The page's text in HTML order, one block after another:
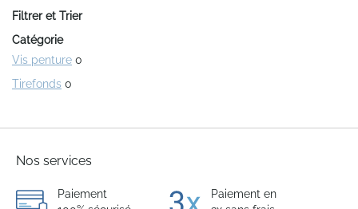
Filtrer et Trier
Catégorie
Vis penture 0
Tirefonds 0
Nos services
Paiement
Paiement en